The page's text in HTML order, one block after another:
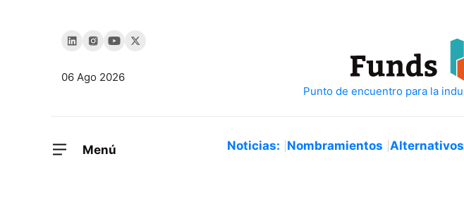
06 Ago 2026
Menú Noticias: Nombramientos Alternativos